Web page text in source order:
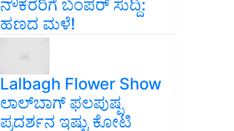
ನೌಕರರಿಗೆ ಬಂಪರ್‌ ಸುದ್ದಿ:
ಹಣದ ಮಳೆ!
Lalbagh Flower Show
ಲಾಲ್‌ಬಾಗ್ ಫಲಪುಷ್ಪ
ಪ್ರದರ್ಶನ ಇಷ್ಟು ಕೋಟಿ